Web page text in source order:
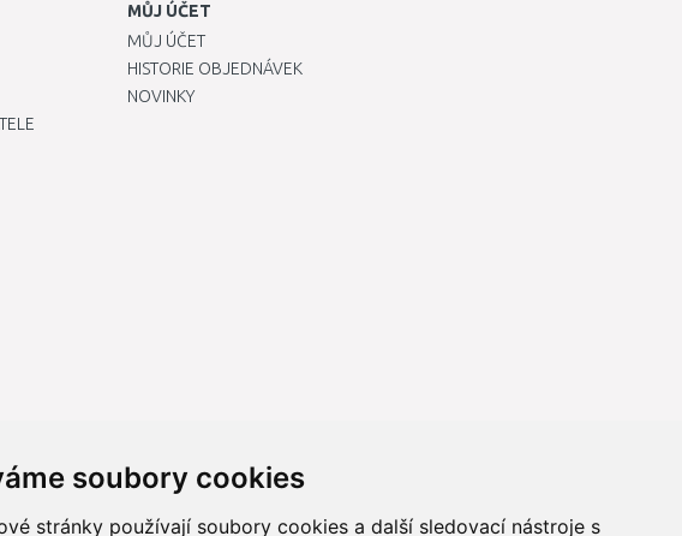
soubory cookies
stránky používají soubory cookies a další sledovací nástroje s
MŮJ ÚČET
MŮJ ÚČET
HISTORIE OBJEDNÁVEK
NOVINKY